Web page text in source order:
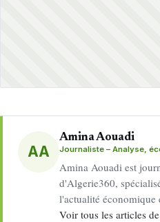
AA
Amina Aouadi
Journaliste – Analyse,
Amina Aouadi est
d'Algerie360,
l'actualité économique
Voir tous les articles